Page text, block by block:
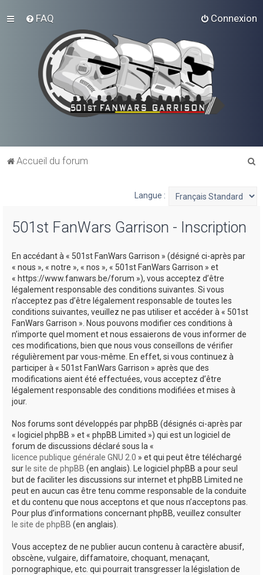
FAQ Connexion
Accueil du forum
Langue :
501st FanWars Garrison - Inscription
En accédant à « 501st FanWars Garrison » (désigné ci-après par
« nous », « notre », « nos », « 501st FanWars Garrison » et
« https://www.fanwars.be/forum »), vous acceptez d’être
légalement responsable des conditions suivantes. Si vous
n’acceptez pas d’être légalement responsable de toutes les
conditions suivantes, veuillez ne pas utiliser et accéder à « 501st
FanWars Garrison ». Nous pouvons modifier ces conditions à
n’importe quel moment et nous essaierons de vous informer de
ces modifications, bien que nous vous conseillons de vérifier
régulièrement par vous-même. En effet, si vous continuez à
participer à « 501st FanWars Garrison » après que des
modifications aient été effectuées, vous acceptez d’être
légalement responsable des conditions modifiées et mises à
jour.
Nos forums sont développés par phpBB (désignés ci-après par
« logiciel phpBB » et « phpBB Limited ») qui est un logiciel de
forum de discussions déclaré sous la «
licence publique générale GNU 2.0 » et qui peut être téléchargé
sur le site de phpBB (en anglais). Le logiciel phpBB a pour seul
but de faciliter les discussions sur internet et phpBB Limited ne
peut en aucun cas être tenu comme responsable de la conduite
et du contenu que nous acceptons et que nous n’acceptons pas.
Pour plus d’informations concernant phpBB, veuillez consulter
le site de phpBB (en anglais).
Vous acceptez de ne publier aucun contenu à caractère abusif,
obscène, vulgaire, diffamatoire, choquant, menaçant,
pornographique, etc. qui pourrait transgresser la législation de